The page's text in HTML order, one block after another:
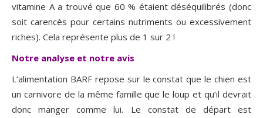
vitamine A a trouvé que 60 % étaient déséquilibrés (donc
soit carencés pour certains nutriments ou excessivement
riches). Cela représente plus de 1 sur 2 !
Notre analyse et notre avis
L’alimentation BARF repose sur le constat que le chien est
un carnivore de la même famille que le loup et qu’il devrait
donc manger comme lui. Le constat de départ est